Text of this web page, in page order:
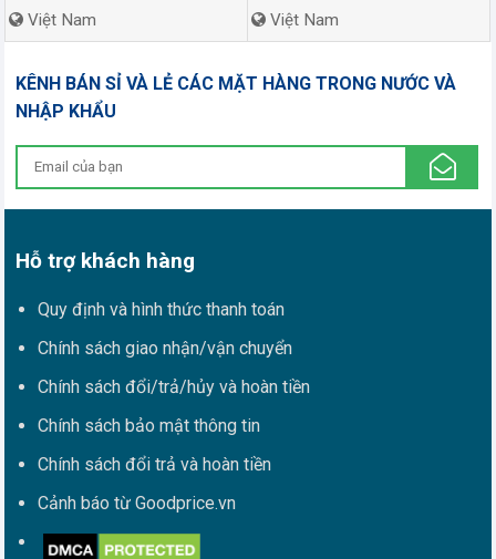
Việt Nam Việt Nam
KÊNH BÁN SỈ VÀ LẺ CÁC MẶT HÀNG TRONG NƯỚC VÀ
NHẬP KHẨU
Hỗ trợ khách hàng
Quy định và hình thức thanh toán
Chính sách giao nhận/vận chuyển
Chính sách đổi/trả/hủy và hoàn tiền
Chính sách bảo mật thông tin
Chính sách đổi trả và hoàn tiền
Cảnh báo từ Goodprice.vn